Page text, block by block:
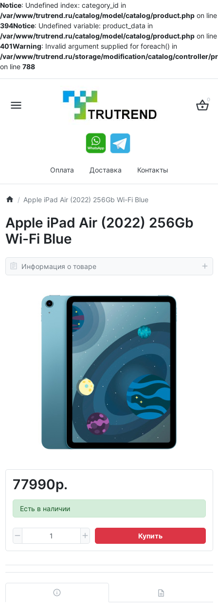
Notice: Undefined index: category_id in
/var/www/trutrend.ru/catalog/model/catalog/product.php on line
394Notice: Undefined variable: product_data in
/var/www/trutrend.ru/catalog/model/catalog/product.php on line
401Warning: Invalid argument supplied for foreach() in
/var/www/trutrend.ru/storage/modification/catalog/controller/
on line 788
0
Оплата Доставка Контакты
Apple iPad Air (2022) 256Gb Wi-Fi Blue
Apple iPad Air (2022) 256Gb
Wi-Fi Blue
Информация о товаре
77990р.
Есть в наличии
Купить